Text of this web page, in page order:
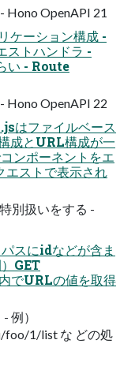
Hono OpenAPI 21
ケーション構成 -
ストハンドラ -
い - Route
Hono OpenAPI 22
はファイルベース
成とURL構成が一
ンポーネントをエ
エストで表示され
別扱いをする -
スにidなどが含ま
GET
URLの値を取得
例）
1/list な どの処